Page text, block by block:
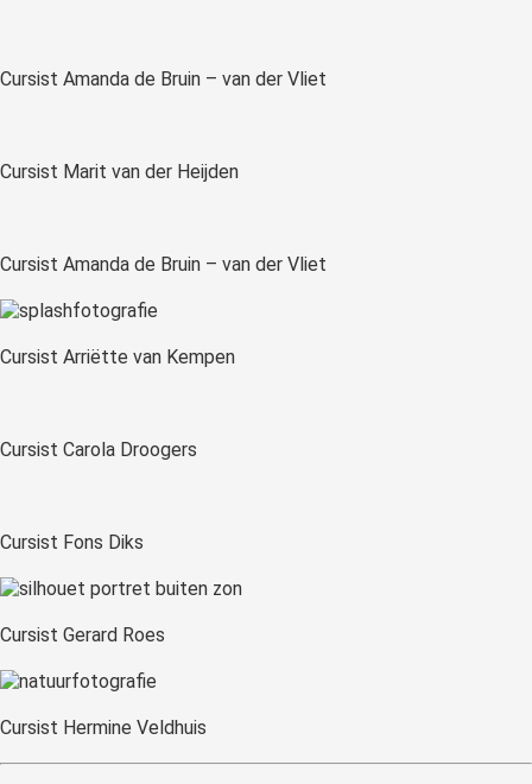
Cursist Amanda de Bruin – van der Vliet
Cursist Marit van der Heijden
Cursist Amanda de Bruin – van der Vliet
Cursist Arriëtte van Kempen
Cursist Carola Droogers
Cursist Fons Diks
Cursist Gerard Roes
Cursist Hermine Veldhuis